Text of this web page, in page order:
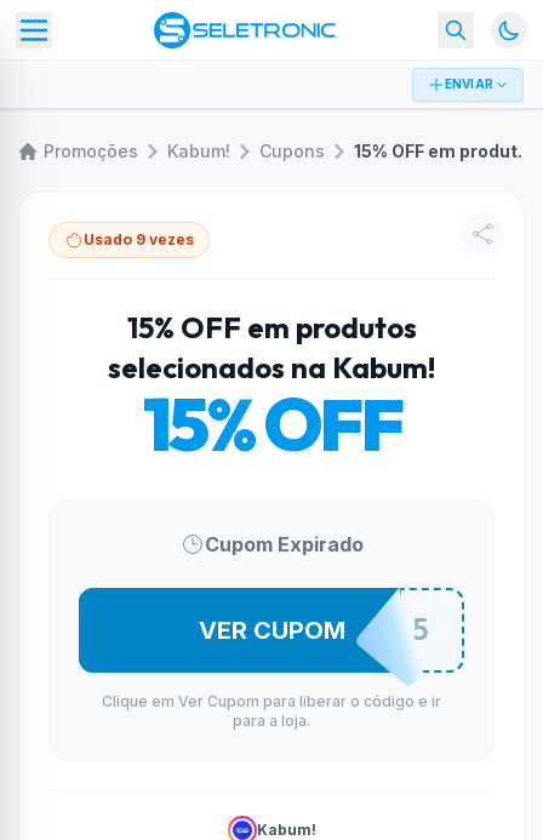
ENVIAR
Promoções Kabum! Cupons 15% OFF em produtos selecionados na Kabum!
Usado 9 vezes
15% OFF em produtos
selecionados na Kabum!
15% OFF
Cupom Expirado
DESLIZA15
VER CUPOM
Clique em Ver Cupom para liberar o código e ir
para a loja.
Kabum!